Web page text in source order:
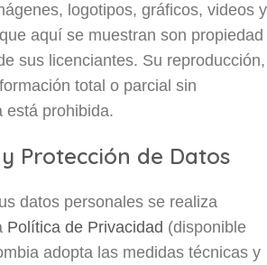
logotipos, gráficos, videos y
aquí se muestran son propiedad
sus licenciantes. Su reproducción,
total o parcial sin
está prohibida.
Protección de Datos
datos personales se realiza
Política de Privacidad (disponible
adopta las medidas técnicas y